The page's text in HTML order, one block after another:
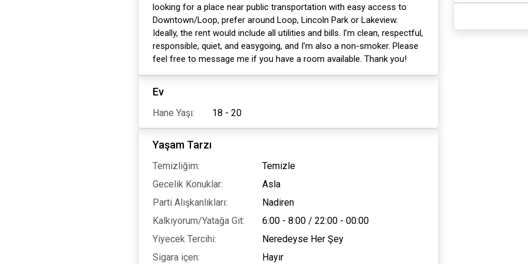
looking for a place near public transportation with easy access to
Downtown/Loop, prefer around Loop, Lincoln Park or Lakeview.
Ideally, the rent would include all utilities and bills. I’m clean, respectful,
responsible, quiet, and easygoing, and I’m also a non-smoker. Please
feel free to message me if you have a room available. Thank you!
Ev
Hane Yaşı: 18 - 20
Yaşam Tarzı
Temizliğim:
Temizle
Gecelik Konuklar:
Asla
Parti Alışkanlıkları:
Nadiren
Kalkıyorum/Yatağa Git:
6:00 - 8:00 / 22:00 - 00:00
Yiyecek Tercihi:
Neredeyse Her Şey
Sigara içen:
Hayır